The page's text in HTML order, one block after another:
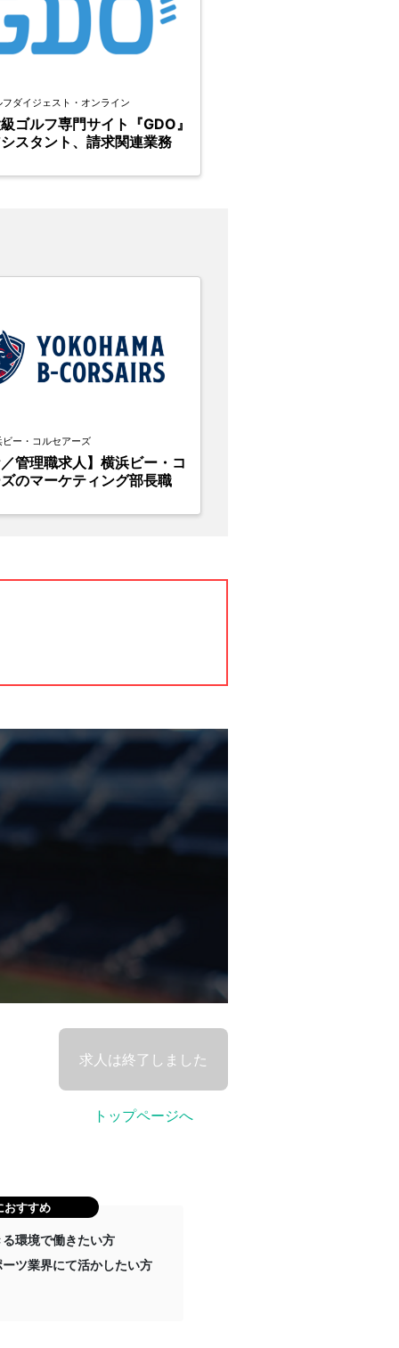
ダイジェスト・オンライン
ゴルフ専門サイト『GDO』
スタント、請求関連業務
ー・コルセアーズ
管理職求人】横浜ビー・コ
のマーケティング部長職
求人は終了しました
トップページへ
おすすめ
環境で働きたい方
ツ業界にて活かしたい方